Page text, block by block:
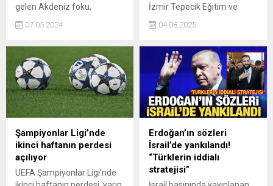
gelen Akdeniz foku,
telefonu kameralarıyla
07.05.2024
İzmir Tepecik Eğitim ve
Diyetisyen Neşe Orhan,
beslenme sıvı alımına dikkat
edilmesi gerektiğini belirtip,
Bu sıcak havalarda 10-12
bardağın üzerinde su
tüketilmesini istiyoruz. Her
sıvı da su değildir. Asitli ve
kafeinli içecekler ile çay gibi
sıvılar aksine
vücudumuzdan daha fazla
su attırıyor ve tehlike
yaratıyor....
04.08.2025
Şampiyonlar Ligi’nde
ikinci haftanın perdesi
açılıyor
UEFA Şampiyonlar Ligi'nde
Erdoğan’ın sözleri
İsrail’de yankılandı!
“Türklerin iddialı
stratejisi”